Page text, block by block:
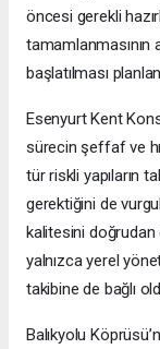
öncesi gerekli
tamamlanmasının
başlatılması
Esenyurt Kent
sürecin şeffaf ve
tür riskli yapıların
gerektiğini de
kalitesini doğrudan
yalnızca yerel
takibine de bağlı
Balıkyolu